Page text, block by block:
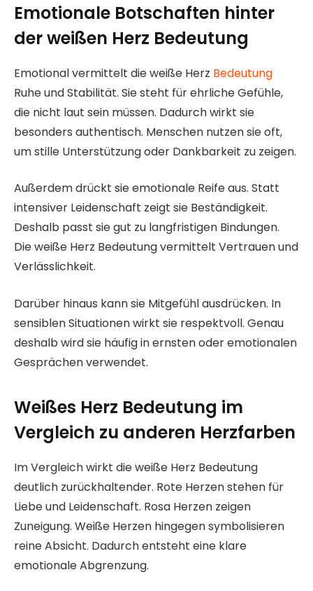
Emotionale Botschaften hinter
der weißen Herz Bedeutung
Emotional vermittelt die weiße Herz Bedeutung
Ruhe und Stabilität. Sie steht für ehrliche Gefühle,
die nicht laut sein müssen. Dadurch wirkt sie
besonders authentisch. Menschen nutzen sie oft,
um stille Unterstützung oder Dankbarkeit zu zeigen.
Außerdem drückt sie emotionale Reife aus. Statt
intensiver Leidenschaft zeigt sie Beständigkeit.
Deshalb passt sie gut zu langfristigen Bindungen.
Die weiße Herz Bedeutung vermittelt Vertrauen und
Verlässlichkeit.
Darüber hinaus kann sie Mitgefühl ausdrücken. In
sensiblen Situationen wirkt sie respektvoll. Genau
deshalb wird sie häufig in ernsten oder emotionalen
Gesprächen verwendet.
Weißes Herz Bedeutung im
Vergleich zu anderen Herzfarben
Im Vergleich wirkt die weiße Herz Bedeutung
deutlich zurückhaltender. Rote Herzen stehen für
Liebe und Leidenschaft. Rosa Herzen zeigen
Zuneigung. Weiße Herzen hingegen symbolisieren
reine Absicht. Dadurch entsteht eine klare
emotionale Abgrenzung.